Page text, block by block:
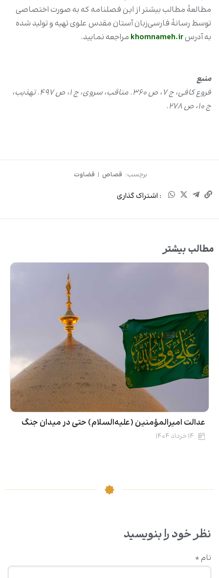
مطالعۀ مطالب بیشتر از این فصلنامه که به صورت اختصاصی
توسط رسانۀ فارسی‌زبان آستان مقدس علوی تهیه و تولید شده
به آدرسkhomnameh.ir مراجعه نمایید.
منبع
فروع کافی، ج ۷، ص
۳۶۰. مناقب، سروی، ج ۱، ص
۴۹۷. تهذیب،
ج۱۰، ص ۲۷۸ .
برچسب: قصاص | قضاوت
: اشتراک گذاری
مطالب بیشتر
عدالت امیرالمؤمنین (علیه‌السلام) حتی در میدان جنگ
۱۴ خرداد ۱۴۰۴
نظر خود را بنویسید
نام *